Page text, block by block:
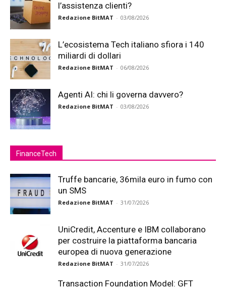
l’assistenza clienti?
Redazione BitMAT - 03/08/2026
L’ecosistema Tech italiano sfiora i 140
miliardi di dollari
Redazione BitMAT - 06/08/2026
Agenti AI: chi li governa davvero?
Redazione BitMAT - 03/08/2026
FinanceTech
Truffe bancarie, 36mila euro in fumo con
un SMS
Redazione BitMAT - 31/07/2026
UniCredit, Accenture e IBM collaborano
per costruire la piattaforma bancaria
europea di nuova generazione
Redazione BitMAT - 31/07/2026
Transaction Foundation Model: GFT